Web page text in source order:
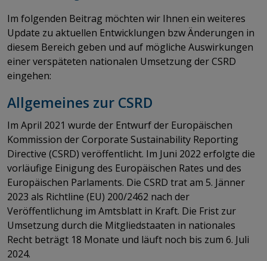
Im folgenden Beitrag möchten wir Ihnen ein weiteres
Update zu aktuellen Entwicklungen bzw Änderungen in
diesem Bereich geben und auf mögliche Auswirkungen
einer verspäteten nationalen Umsetzung der CSRD
eingehen:
Allgemeines zur CSRD
Im April 2021 wurde der Entwurf der Europäischen
Kommission der Corporate Sustainability Reporting
Directive (CSRD) veröffentlicht. Im Juni 2022 erfolgte die
vorläufige Einigung des Europäischen Rates und des
Europäischen Parlaments. Die CSRD trat am 5. Jänner
2023 als Richtline (EU) 200/2462 nach der
Veröffentlichung im Amtsblatt in Kraft. Die Frist zur
Umsetzung durch die Mitgliedstaaten in nationales
Recht beträgt 18 Monate und läuft noch bis zum 6. Juli
2024.